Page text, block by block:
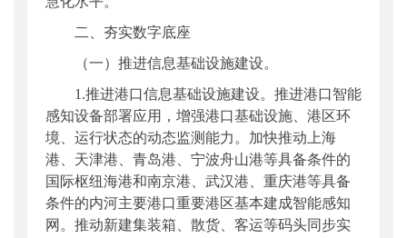
二、夯实数字底座
（一）推进信息基础设施建设。
1.推进港口信息基础设施建设。推进港口智能
感知设备部署应用，增强港口基础设施、港区环
境、运行状态的动态监测能力。加快推动上海
港、天津港、青岛港、宁波舟山港等具备条件的
国际枢纽海港和南京港、武汉港、重庆港等具备
条件的内河主要港口重要港区基本建成智能感知
网。推动新建集装箱、散货、客运等码头同步实